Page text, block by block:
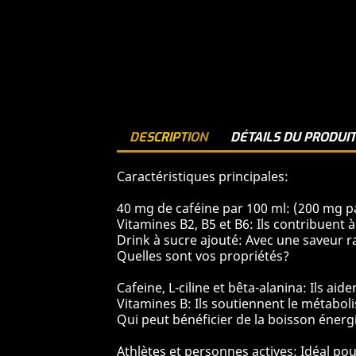
DESCRIPTION DÉTAILS DU PRODUIT
Caractéristiques principales:
40 mg de caféine par 100 ml: (200 mg
Vitamines B2, B5 et B6: Ils contribuent
Drink à sucre ajouté: Avec une saveur
Quelles sont vos propriétés?
Cafeine, L-ciline et bêta-alanina: Ils
Vitamines B: Ils soutiennent le
Qui peut bénéficier de la boisson
Athlètes et personnes actives: Idéal